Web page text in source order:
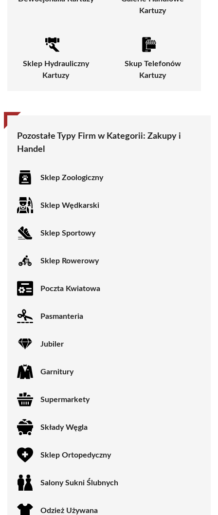
Kartuzy
Sklep Hydrauliczny
Kartuzy
Skup Telefonów
Kartuzy
Pozostałe Typy Firm w Kategorii: Zakupy i
Handel
Sklep Zoologiczny
Sklep Wędkarski
Sklep Sportowy
Sklep Rowerowy
Poczta Kwiatowa
Pasmanteria
Jubiler
Garnitury
Supermarkety
Składy Węgla
Sklep Ortopedyczny
Salony Sukni Ślubnych
Odzież Używana